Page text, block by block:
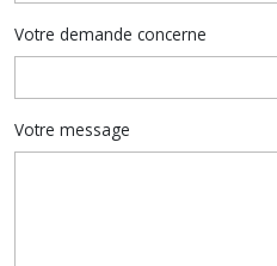
Votre demande concerne
Votre message